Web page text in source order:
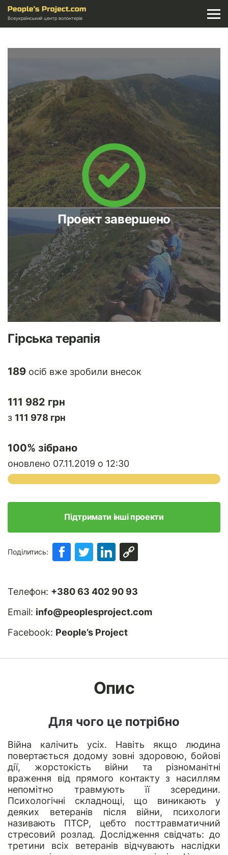
Всеукраїнський центр волонтерів
Проект завершено
Гірська терапія
189 осіб вже зробили внесок
111 982 грн
з 111 978 грн
100% зібрано
оновлено 07.11.2019 о 12:30
Підтримати інші проекти
Поділитись:
Телефон: +380 63 402 90 93
Email: info@peoplesproject.com
Facebook: People’s Project
Опис
Для чого це потрібно
Війна калічить усіх. Навіть якщо людина
повертається додому зовні здоровою, бойові
дії, жорстокість війни та різноманітні
враження від прямого контакту з насиллям
непомітно травмують її зсередини.
Психологічні складнощі, що виникають у
деяких ветеранів після війни, психологи
називають ПТСР, цебто посттравматичний
стресовий розлад. Дослідження свідчать: до
третини всіх ветеранів відчувають наслідки